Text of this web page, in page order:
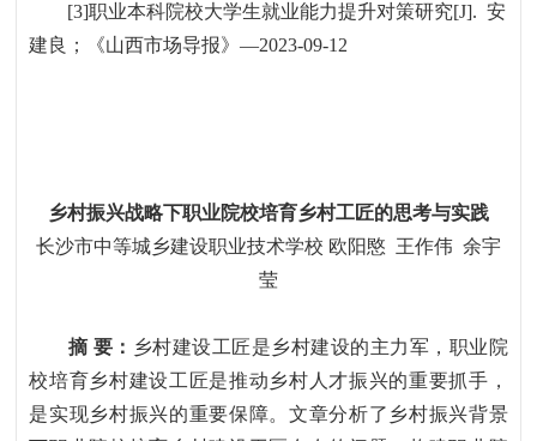
[3]职业本科院校大学生就业能力提升对策研究[J].安
建良；《山西市场导报》—2023-09-12
乡村振兴战略下职业院校培育乡村工匠的思考与实践
长沙市中等城乡建设职业技术学校 欧阳愍 王作伟 余宇
莹
摘 要： 乡村建设工匠是乡村建设的主力军，职业院
校培育乡村建设工匠是推动乡村人才振兴的重要抓手，
是实现乡村振兴的重要保障。文章分析了乡村振兴背景